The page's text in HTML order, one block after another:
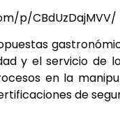
p/CBdUzDajMVV/
y el servicio de
en la
de